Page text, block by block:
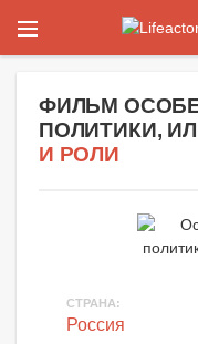
ФИЛЬМ
ПОЛИТИКИ,
И РОЛИ
СТРАНА:
Россия